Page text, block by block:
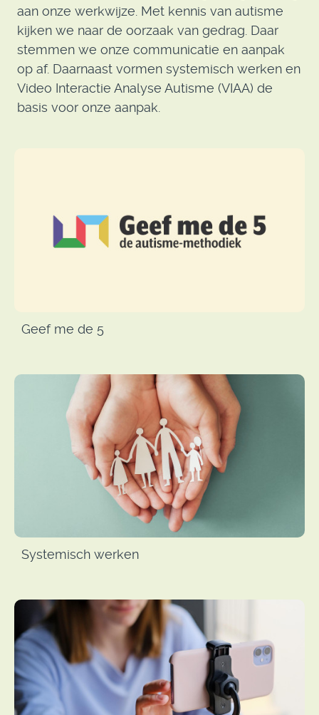
aan onze werkwijze. Met kennis van autisme
kijken we naar de oorzaak van gedrag. Daar
stemmen we onze communicatie en aanpak
op af. Daarnaast vormen systemisch werken en
Video Interactie Analyse Autisme (VIAA) de
basis voor onze aanpak.
Geef me de 5
Systemisch werken